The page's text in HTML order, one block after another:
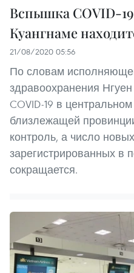
Вспышка COVID-
Куангнаме
21/08/2020 05:56
По словам
здравоохранения
COVID-19 в
близлежащей
контроль, а число
зарегистрированных в
сокращается.